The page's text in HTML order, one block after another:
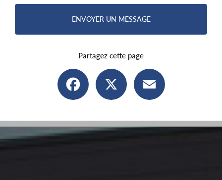
ENVOYER UN MESSAGE
Partagez cette page
Facebook